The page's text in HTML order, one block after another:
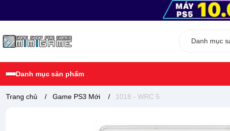
Danh mục sản phẩm
Trang chủ / Game PS3 Mới / 1018 - WRC 5